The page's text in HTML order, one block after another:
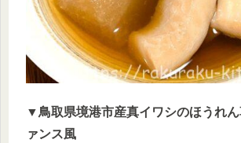
▼鳥取県境港市産真イワシのほうれ
ァンス風